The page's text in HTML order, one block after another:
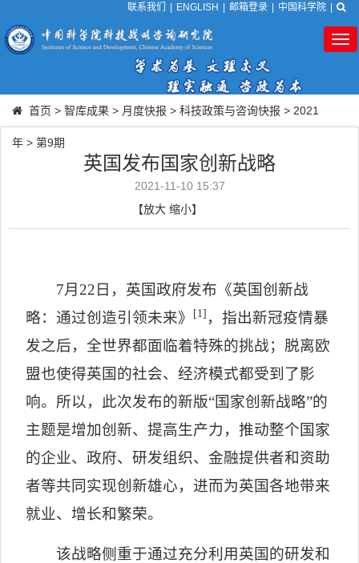
联系我们 ENGLISH 邮箱登录 中国科学院
首页 > 智库成果 > 月度快报 > 科技政策与咨询快报 > 2021
年 > 第9期
英国发布国家创新战略
2021-11-10 15:37
【放大 缩小】
7月 22 日，英国政府发布《英国创新战
略：通过创造引领未来》
[1] ，指出新冠疫情暴
发之后，全世界都面临着特殊的挑战；脱离欧
盟也使得英国的社会、经济模式都受到了影
响。所以，此次发布的新版“国家创新战略”的
主题是增加创新、提高生产力，推动整个国家
的企业、政府、研发组织、金融提供者和资助
者等共同实现创新雄心，进而为英国各地带来
就业、增长和繁荣。
该战略侧重于通过充分利用英国的研发和